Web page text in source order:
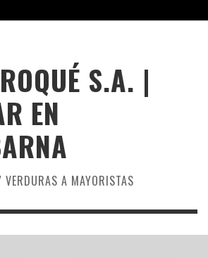
S.A. |
EN
VERDURAS A MAYORISTAS